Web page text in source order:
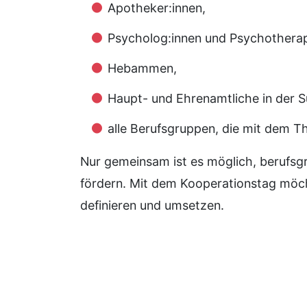
Apotheker:innen,
Psycholog:innen und
Hebammen,
Haupt- und Ehrenamtliche in der
alle Berufsgruppen, die mit dem
Nur gemeinsam ist es möglich,
fördern. Mit dem Kooperationstag
definieren und umsetzen.